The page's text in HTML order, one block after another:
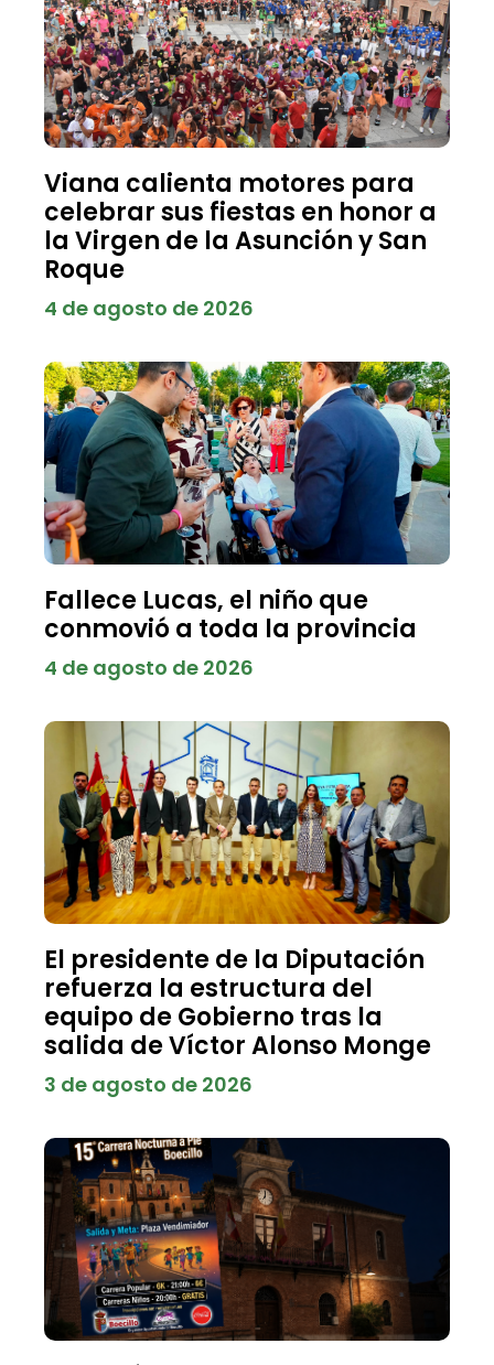
Viana calienta motores para
celebrar sus fiestas en honor a
la Virgen de la Asunción y San
Roque
4 de agosto de 2026
Fallece Lucas, el niño que
conmovió a toda la provincia
4 de agosto de 2026
El presidente de la Diputación
refuerza la estructura del
equipo de Gobierno tras la
salida de Víctor Alonso Monge
3 de agosto de 2026